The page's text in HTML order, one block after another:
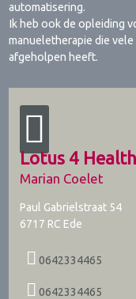
automatisering.
Ik heb ook de opleiding
manueletherapie die
afgeholpen heeft.
Lotus 4 Health
Marian Coelet
Paul Gabrielstraat 54
6717 RC Ede
0642334465
0642334465